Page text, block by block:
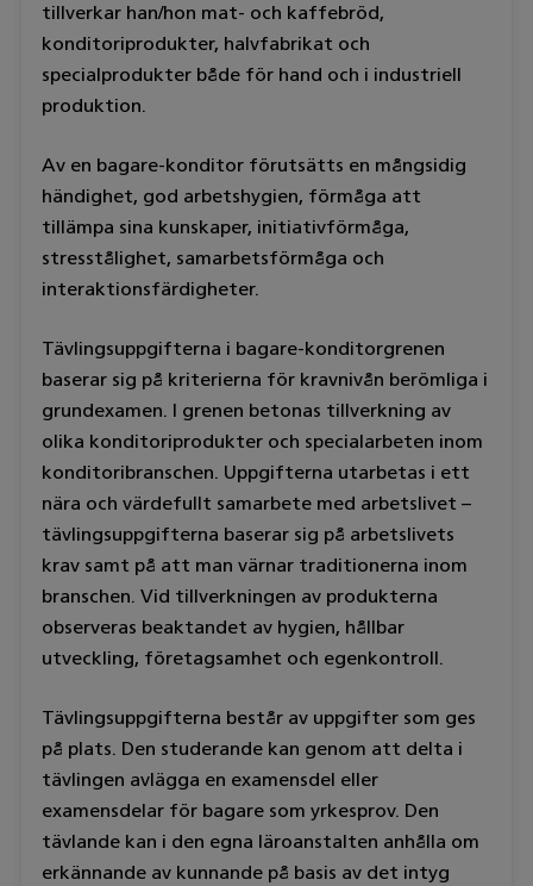
tillverkar han/hon mat- och kaffebröd,
konditoriprodukter, halvfabrikat och
specialprodukter både för hand och i industriell
produktion.
Av en bagare-konditor förutsätts en mångsidig
händighet, god arbetshygien, förmåga att
tillämpa sina kunskaper, initiativförmåga,
stresstålighet, samarbetsförmåga och
interaktionsfärdigheter.
Tävlingsuppgifterna i bagare-konditorgrenen
baserar sig på kriterierna för kravnivån berömliga i
grundexamen. I grenen betonas tillverkning av
olika konditoriprodukter och specialarbeten inom
konditoribranschen. Uppgifterna utarbetas i ett
nära och värdefullt samarbete med arbetslivet –
tävlingsuppgifterna baserar sig på arbetslivets
krav samt på att man värnar traditionerna inom
branschen. Vid tillverkningen av produkterna
observeras beaktandet av hygien, hållbar
utveckling, företagsamhet och egenkontroll.
Tävlingsuppgifterna består av uppgifter som ges
på plats. Den studerande kan genom att delta i
tävlingen avlägga en examensdel eller
examensdelar för bagare som yrkesprov. Den
tävlande kan i den egna läroanstalten anhålla om
erkännande av kunnande på basis av det intyg